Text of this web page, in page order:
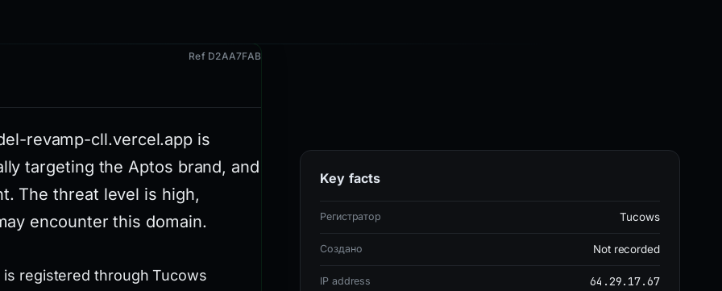
Ref D2AA7FAB
revamp-cll.vercel.app is
targeting the Aptos brand, and
The threat level is high,
encounter this domain.
registered through Tucows
Key facts
Регистратор Tucows
Создано Not recorded
IP address 64.29.17.67